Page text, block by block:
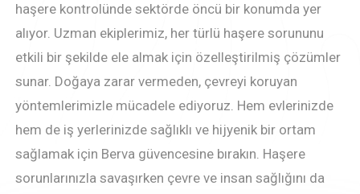
haşere kontrolünde sektörde öncü bir konumda yer
alıyor. Uzman ekiplerimiz, her türlü haşere sorununu
etkili bir şekilde ele almak için özelleştirilmiş çözümler
sunar. Doğaya zarar vermeden, çevreyi koruyan
yöntemlerimizle mücadele ediyoruz. Hem evlerinizde
hem de iş yerlerinizde sağlıklı ve hijyenik bir ortam
sağlamak için Berva güvencesine bırakın. Haşere
sorunlarınızla savaşırken çevre ve insan sağlığını da